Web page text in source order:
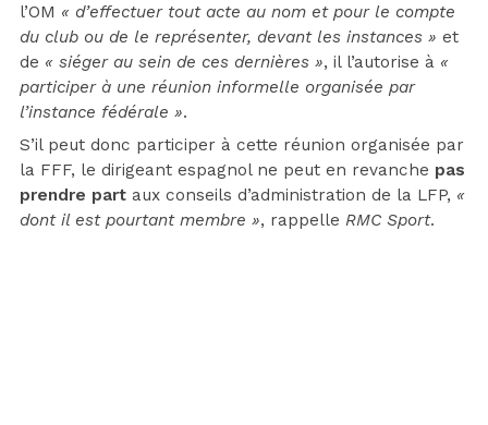
l’OM « d’effectuer tout acte au nom et pour le compte
du club ou de le représenter, devant les instances » et
de « siéger au sein de ces dernières », il l’autorise à «
participer à une réunion informelle organisée par
l’instance fédérale ».
S’il peut donc participer à cette réunion organisée par
la FFF, le dirigeant espagnol ne peut en revanche pas
prendre part aux conseils d’administration de la LFP, «
dont il est pourtant membre », rappelle RMC Sport.